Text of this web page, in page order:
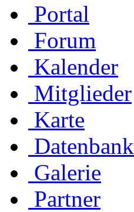
Portal
Forum
Kalender
Mitglieder
Karte
Datenbank
Galerie
Partner